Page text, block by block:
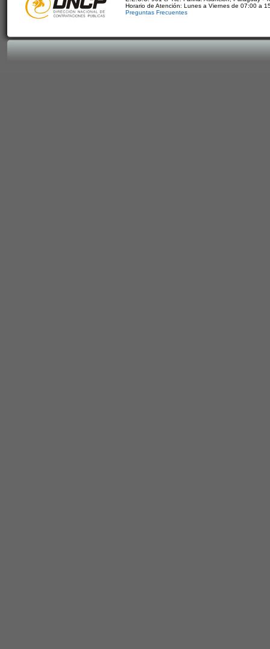
Horario de Atención: Lunes a Viernes de 07:00 a
Preguntas Frecuentes